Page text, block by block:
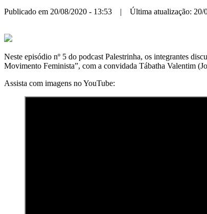
Publicado em 20/08/2020 - 13:53 | Última atualização: 20/
Neste episódio nº 5 do podcast Palestrinha, os integrantes
Movimento Feminista”, com a convidada Tábatha Valentim
Assista com imagens no YouTube: